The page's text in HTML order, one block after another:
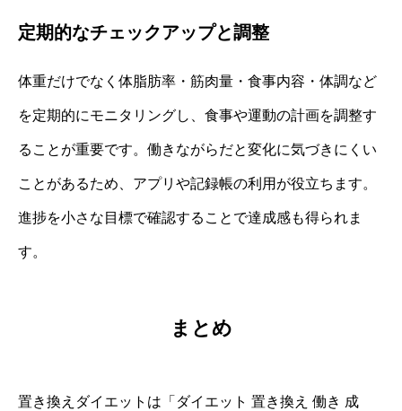
定期的なチェックアップと調整
体重だけでなく体脂肪率・筋肉量・食事内容・体調など
を定期的にモニタリングし、食事や運動の計画を調整す
ることが重要です。働きながらだと変化に気づきにくい
ことがあるため、アプリや記録帳の利用が役立ちます。
進捗を小さな目標で確認することで達成感も得られま
す。
まとめ
置き換えダイエットは「ダイエット 置き換え 働き 成